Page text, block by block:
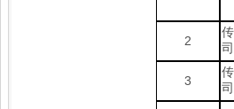
2
司
3
司